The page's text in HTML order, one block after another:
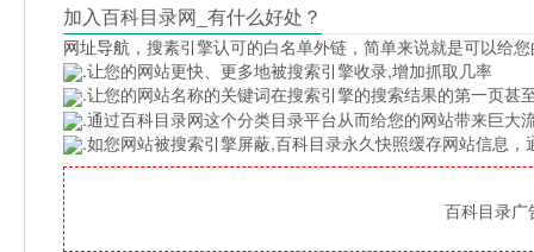
加入百科目录网_有什么好处？
网址导航 ，搜素引擎认可的白名单外链，简单来说就是可以给
.让您的网站更快、更多地被搜索引擎收录,增加抓取几率
.让您的网站名称的关键词在搜索引擎的搜索结果的第一页甚
.通过百科目录网这个分类目录平台从而给您的网站带来巨大
.如您网站被搜索引擎屏蔽,百科目录永久快照缓存网站信息
百科目录